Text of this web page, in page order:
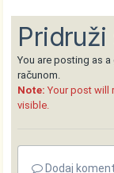
You are posting as a
računom.
Note: Your post will
visible.
Dodaj